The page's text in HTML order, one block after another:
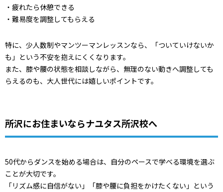
・疲れたら休憩できる
・難易度を調整してもらえる
特に、少人数制やマンツーマンレッスンなら、「ついていけないか
も」という不安を抱えにくくなります。
また、膝や腰の状態を相談しながら、無理のない動きへ調整しても
らえるのも、大人世代には嬉しいポイントです。
所沢にお住まいならナユタス所沢校へ
50代からダンスを始める場合は、自分のペースで学べる環境を選ぶ
ことが大切です。
「リズム感に自信がない」「膝や腰に負担をかけたくない」という